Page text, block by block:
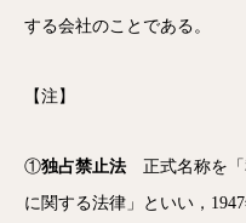
する会社のことである。
【注】
①独占禁止法 正式名称を「
に関する法律」といい，